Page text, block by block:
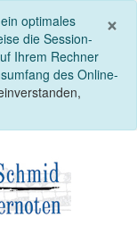
×
optimales
die Session-
Ihrem Rechner
des Online-